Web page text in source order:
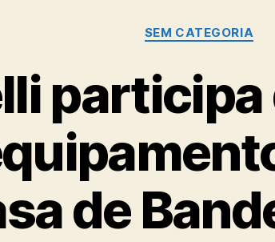
Categorias
SEM CATEGORIA
participa
de